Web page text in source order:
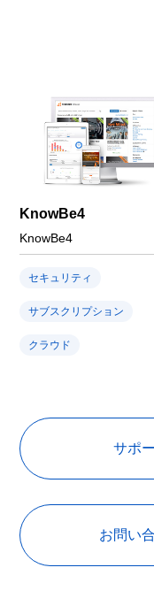
KnowBe4
KnowBe4
セキュリティ
サブスクリプション
クラウド
サポ
お問い